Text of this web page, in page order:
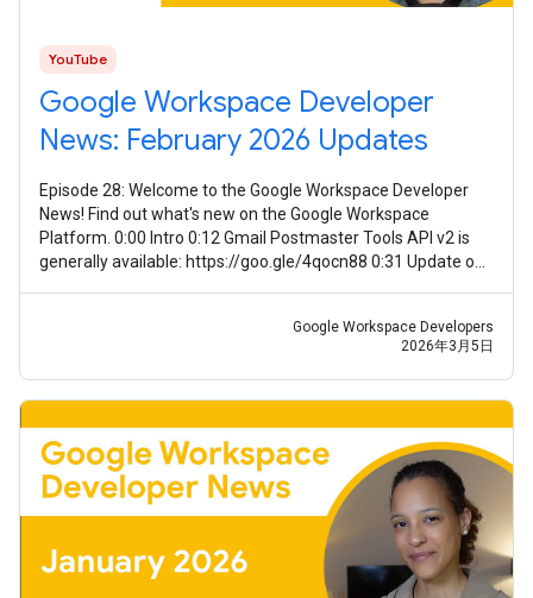
YouTube
Google Workspace Developer
News: February 2026 Updates
Episode 28: Welcome to the Google Workspace Developer
News! Find out what's new on the Google Workspace
Platform. 0:00 Intro 0:12 Gmail Postmaster Tools API v2 is
generally available: https://goo.gle/4qocn88 0:31 Update on
Google Workspace Developers
2026年3月5日